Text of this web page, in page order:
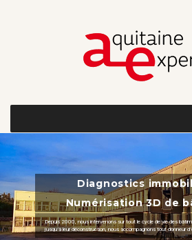
Diagnostics
Numérisation 3D de
Depuis 2000, nous intervenons sur tout le cycle de vie des
jusqu’à leur déconstruction, nous accompagnons tout donneur